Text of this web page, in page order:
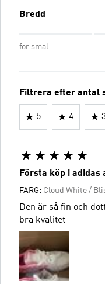
Bredd
för smal
Filtrera efter antal
5 4
Första köp i adidas
FÄRG: Cloud White /
Den är så fin och
bra kvalitet